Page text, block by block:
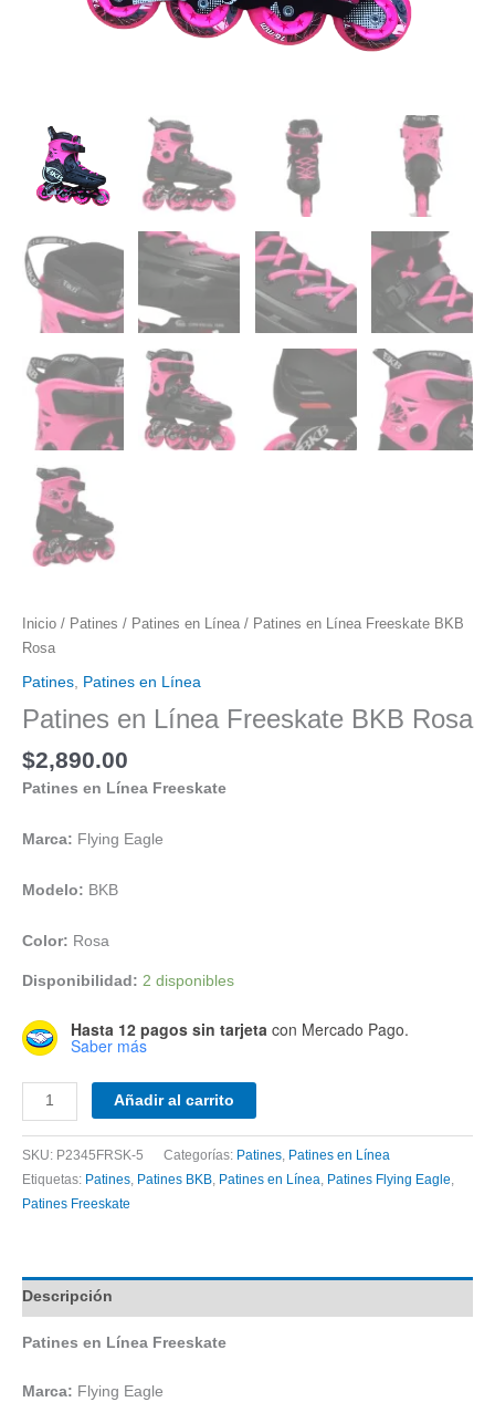
Inicio / Patines / Patines en Línea / Patines en Línea Freeskate BKB
Rosa
Patines Patines en Línea
Patines en Línea Freeskate BKB Rosa
$2,890.00
Patines en Línea Freeskate
Marca: Flying Eagle
Modelo: BKB
Color: Rosa
Disponibilidad: 2 disponibles
Hasta 12 pagos sin tarjeta con Mercado Pago.
Saber más
Patines
en
Línea
Freeskate
BKB
Rosa
Añadir al carrito
SKU: P2345FRSK-5 Categorías: Patines, Patines en Línea
Etiquetas: Patines, Patines BKB, Patines en Línea, Patines Flying Eagle,
Patines Freeskate
Descripción
Patines en Línea Freeskate
Marca: Flying Eagle